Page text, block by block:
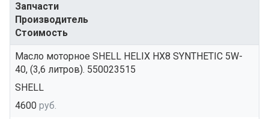
Запчасти
Производитель
Стоимость
Масло моторное SHELL HELIX HX8 SYNTHETIC 5W-
40, (3,6 литров). 550023515
SHELL
4600 руб.